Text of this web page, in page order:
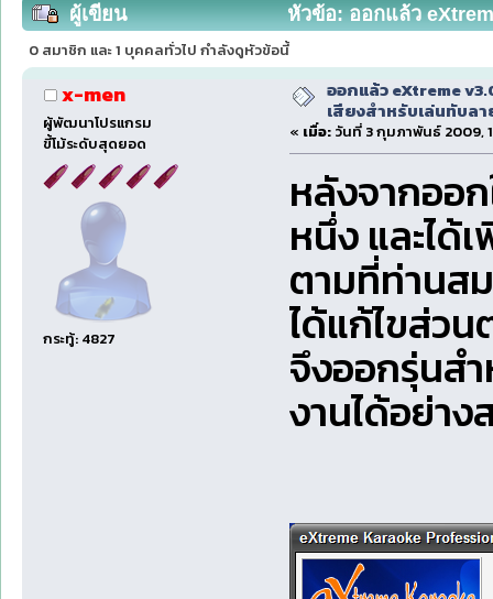
ผู้เขียน
หัวข้อ: ออกแล้ว
(อ่าน 146726 ครั้ง)
0 สมาชิก และ 1 บุคคลทั่วไป กำลังดูหัวข้อนี้
x-men
ผู้พัฒนาโปรแกรม
ขี้โม้ระดับสุดยอด
กระทู้: 4827
ออกแล้ว eXtreme
เสียงสำหรับเล่นทับล
« เมื่อ: วันที่ 3 กุมภาพันธ์ 2009,
หลังจากออ
หนึ่ง และได้
ตามที่ท่านส
ได้แก้ไขส่ว
จึงออกรุ่นสำ
งานได้อย่า